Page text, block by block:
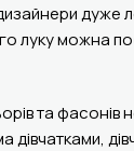
дуже
луку можна
та фасонів
дівчатками,